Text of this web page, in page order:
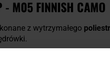
- M05 FINNISH CAMO
z wytrzymałego